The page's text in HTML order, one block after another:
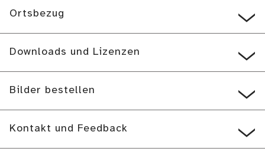
Ortsbezug
Downloads und Lizenzen
Bilder bestellen
Kontakt und Feedback